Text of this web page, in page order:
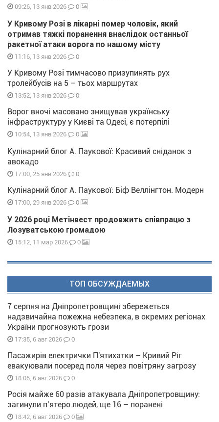
09:26, 13 янв 2026 0
У Кривому Розі в лікарні помер чоловік, який
отримав тяжкі поранення внаслідок останньої
ракетної атаки ворога по нашому місту
11:16, 13 янв 2026 0
У Кривому Розі тимчасово призупинять рух
тролейбусів на 5 – тьох маршрутах
13:52, 13 янв 2026 0
Ворог вночі масовано знищував українську
інфраструктуру у Києві та Одесі, є потерпілі
10:54, 13 янв 2026 0
Кулінарний блог А. Паукової: Красивий сніданок з
авокадо
17:00, 25 янв 2026 0
Кулінарний блог А. Паукової: Біф Веллінгтон. Модерн
17:00, 29 янв 2026 0
У 2026 році Метінвест продовжить співпрацю з
Лозуватською громадою
15:12, 11 мар 2026 0
ТОП ОБСУЖДАЕМЫХ
7 серпня на Дніпропетровщині збережеться
надзвичайна пожежна небезпека, в окремих регіонах
України прогнозують грози
17:35, 6 авг 2026 0
Пасажирів електрички П'ятихатки – Кривий Ріг
евакуювали посеред поля через повітряну загрозу
18:05, 6 авг 2026 0
Росія майже 60 разів атакувала Дніпропетровщину:
загинули п’ятеро людей, ще 16 – поранені
18:42, 6 авг 2026 0